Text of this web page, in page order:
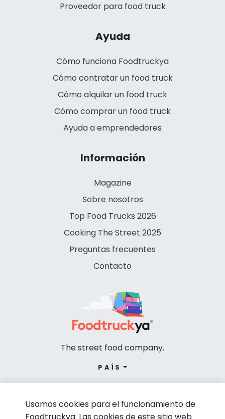
Proveedor para food truck
Ayuda
Cómo funciona Foodtruckya
Cómo contratar un food truck
Cómo alquilar un food truck
Cómo comprar un food truck
Ayuda a emprendedores
Información
Magazine
Sobre nosotros
Top Food Trucks 2026
Cooking The Street 2025
Preguntas frecuentes
Contacto
The street food company.
PAÍS
Usamos cookies para el funcionamiento de